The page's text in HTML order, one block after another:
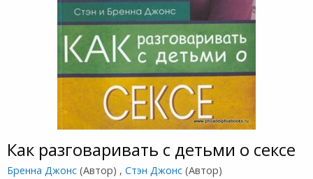
Как разговаривать с детьми о сексе
Бренна Джонс (Автор) , Стэн Джонс (Автор)